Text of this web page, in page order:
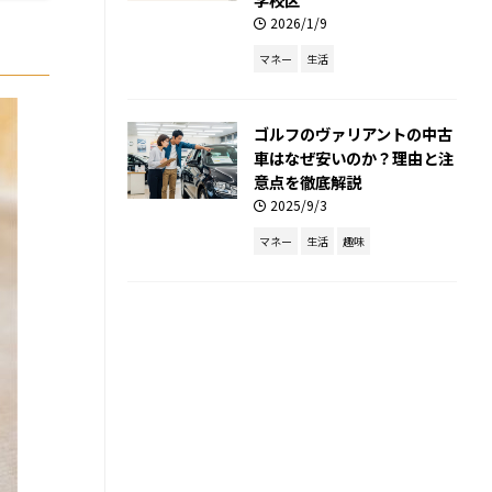
2026/1/9
マネー 生活
ゴルフのヴァリアントの中古
車はなぜ安いのか？理由と注
意点を徹底解説
2025/9/3
マネー 生活 趣味